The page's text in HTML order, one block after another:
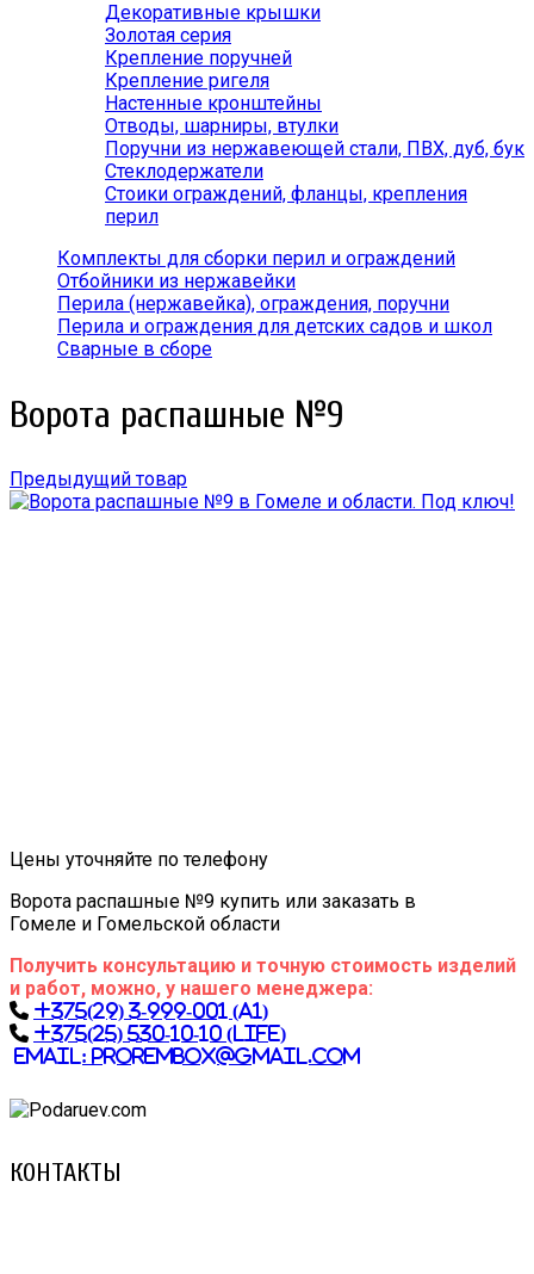
Декоративные крышки
Золотая серия
Крепление поручней
Крепление ригеля
Настенные кронштейны
Отводы, шарниры, втулки
Поручни из нержавеющей стали, ПВХ, дуб, бук
Стеклодержатели
Стоики ограждений, фланцы, крепления
перил
Комплекты для сборки перил и ограждений
Отбойники из нержавейки
Перила (нержавейка), ограждения, поручни
Перила и ограждения для детских садов и школ
Сварные в сборе
Ворота распашные №9
Предыдущий товар
Цены уточняйте по телефону
Ворота распашные №9 купить или заказать в
Гомеле и Гомельской области
Получить консультацию и точную стоимость изделий
и работ, можно, у нашего менеджера:
+375(29) 3-999-001 (A1)
+375(25) 530-10-10 (Life)
email: prorembox@gmail.com
КОНТАКТЫ